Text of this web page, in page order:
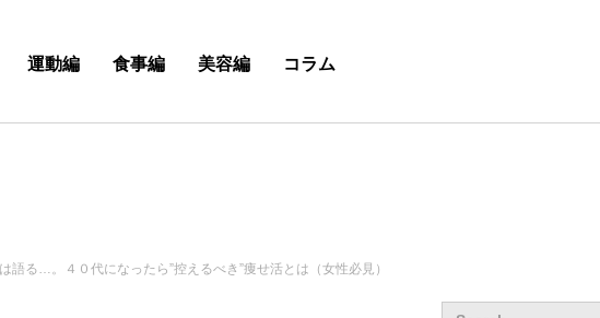
運動編 食事編 美容編 コラム
語る…。４０代になったら”控えるべき”痩せ活とは（女性必見）